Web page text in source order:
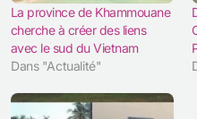
La province de Khammouane
cherche à créer des liens
avec le sud du Vietnam
Dans "Actualité"